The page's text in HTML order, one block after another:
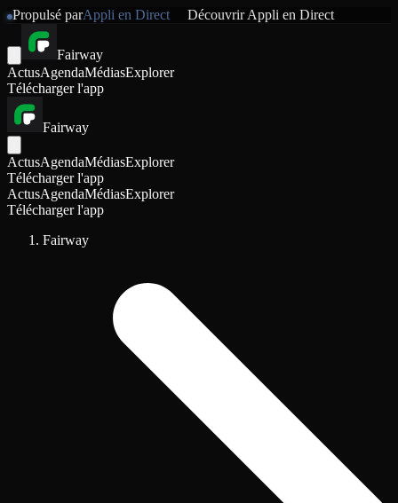
Propulsé parAppli en Direct DécouvrirAppli en Direct
Fairway
ActusAgendaMédiasExplorer
Télécharger l'app
Fairway
ActusAgendaMédiasExplorer
Télécharger l'app
ActusAgendaMédiasExplorer
Télécharger l'app
Fairway